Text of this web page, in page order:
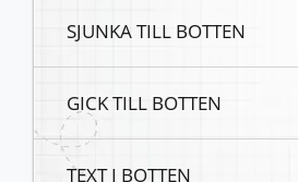
SJUNKA TILL BOTTEN
GICK TILL BOTTEN
TEXT I BOTTEN